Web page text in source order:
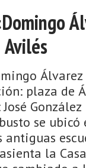
Álvarez
plaza de
se ubicó
antiguas
la